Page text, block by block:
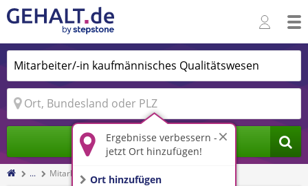
Ergebnisse verbessern -
jetzt Ort hinzufügen!
Ort hinzufügen
Jobs finden
... Mitarbeiter/-in kaufmännisches Qualitätswesen